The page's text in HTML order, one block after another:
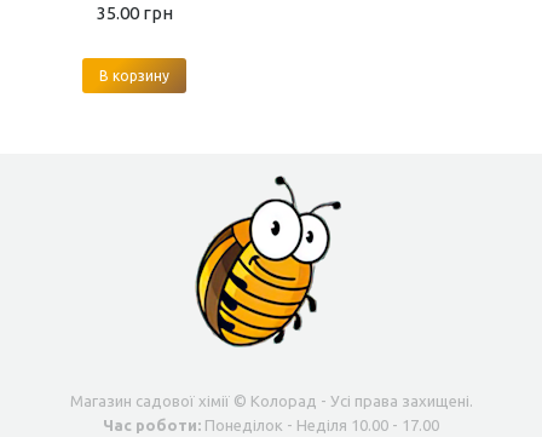
35.00 грн
В корзину
Магазин садової хімії © Колорад - Усі права захищені.
Час роботи: Понеділок - Неділя 10.00 - 17.00